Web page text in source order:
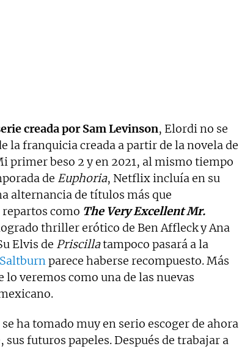
creada por Sam Levinson, Elordi no se
la franquicia creada a partir de la novela de
primer beso 2 y en 2021, al mismo tiempo
de Euphoria, Netflix incluía en su
alternancia de títulos más que
como The Very Excellent Mr.
thriller erótico de Ben Affleck y Ana
Elvis de Priscillatampoco pasará a la
Saltburnparece haberse recompuesto. Más
lo veremos como una de las nuevas
ha tomado muy en serio escoger de ahora
futuros papeles. Después de trabajar a